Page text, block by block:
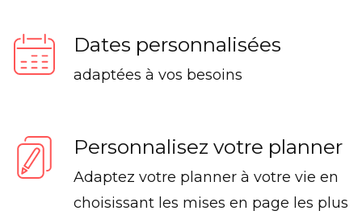
Dates personnalisées
adaptées à vos besoins
Personnalisez votre planner
Adaptez votre planner à votre vie en
choisissant les mises en page les plus